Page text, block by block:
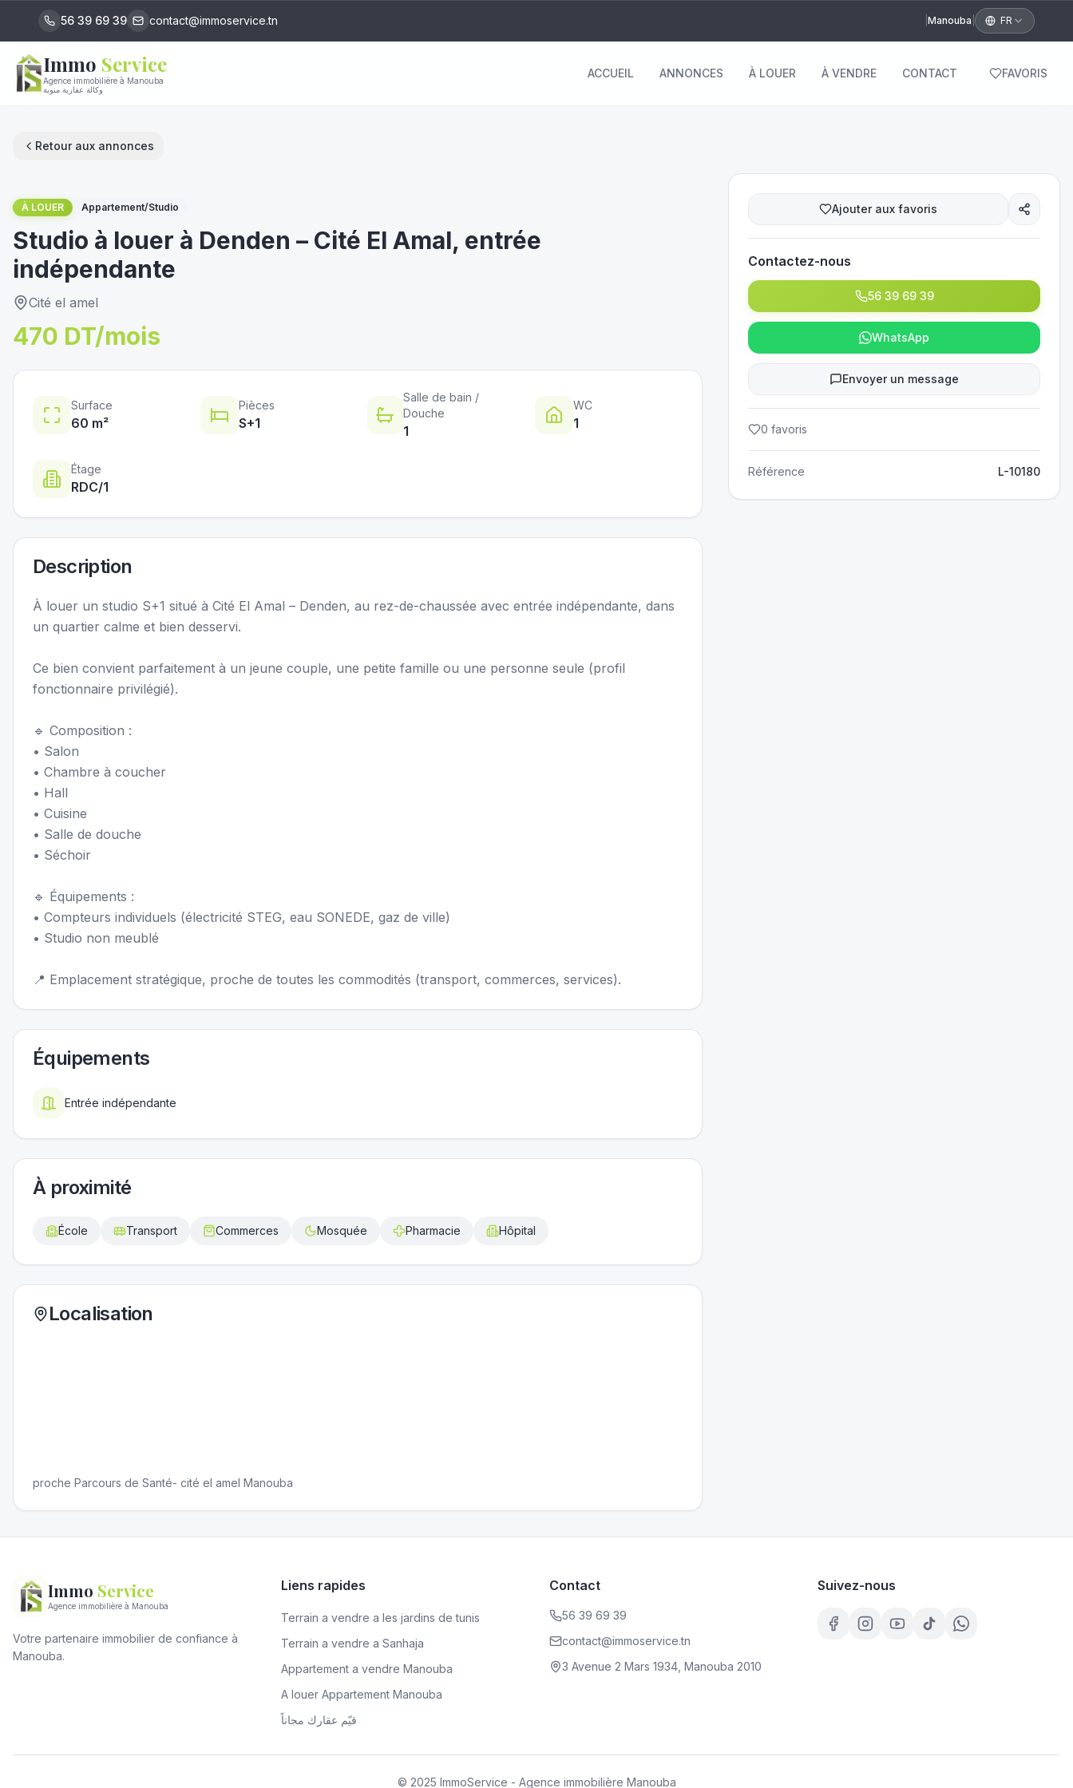
56 39 69 39 contact@immoservice.tn Manouba FR
Immo Service
Agence immobilière à Manouba
وكالة عقارية منوبة
ACCUEIL ANNONCES À LOUER À VENDRE CONTACT FAVORIS
Retour aux annonces
1/6
À LOUER Appartement/Studio
Studio à louer à Denden – Cité El Amal, entrée
indépendante
Cité el amel
470 DT/mois
Surface
60 m²
Pièces
S+1
Salle de bain /
Douche
1
WC
1
Étage
RDC/1
Description
À louer un studio S+1 situé à Cité El Amal – Denden, au rez-de-chaussée avec entrée indépendante, dans
un quartier calme et bien desservi.
Ce bien convient parfaitement à un jeune couple, une petite famille ou une personne seule (profil
fonctionnaire privilégié).
🔹 Composition :
• Salon
• Chambre à coucher
• Hall
• Cuisine
• Salle de douche
• Séchoir
🔹 Équipements :
• Compteurs individuels (électricité STEG, eau SONEDE, gaz de ville)
• Studio non meublé
📍 Emplacement stratégique, proche de toutes les commodités (transport, commerces, services).
Équipements
Entrée indépendante
À proximité
École Transport Commerces Mosquée Pharmacie Hôpital
Localisation
proche Parcours de Santé- cité el amel Manouba
Ajouter aux favoris
Contactez-nous
56 39 69 39
WhatsApp
Envoyer un message
0 favoris
Référence L-10180
Immo Service
Agence immobilière à Manouba
Votre partenaire immobilier de confiance à
Manouba.
Liens rapides
Terrain a vendre a les jardins de tunis
Terrain a vendre a Sanhaja
Appartement a vendre Manouba
A louer Appartement Manouba
قيّم عقارك مجاناً
Contact
56 39 69 39
contact@immoservice.tn
3 Avenue 2 Mars 1934, Manouba 2010
Suivez-nous
© 2025 ImmoService - Agence immobilière Manouba